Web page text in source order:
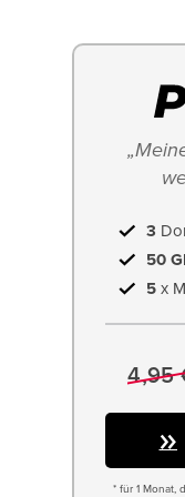
3
50
5 x
4,95
* für 1 Monat,